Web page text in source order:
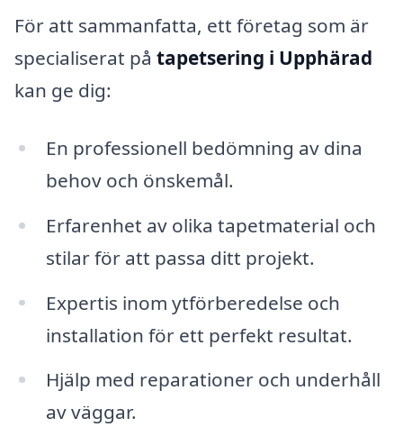
För att sammanfatta, ett företag som är
specialiserat på tapetsering i Upphärad
kan ge dig:
En professionell bedömning av dina
behov och önskemål.
Erfarenhet av olika tapetmaterial och
stilar för att passa ditt projekt.
Expertis inom ytförberedelse och
installation för ett perfekt resultat.
Hjälp med reparationer och underhåll
av väggar.